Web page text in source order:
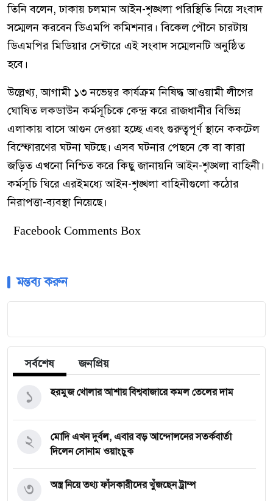
তিনি বলেন, ঢাকায় চলমান আইন-শৃঙ্খলা পরিস্থিতি নিয়ে সংবাদ
সম্মেলন করবেন ডিএমপি কমিশনার। বিকেল পৌনে চারটায়
ডিএমপির মিডিয়ার সেন্টারে এই সংবাদ সম্মেলনটি অনুষ্ঠিত
হবে।
উল্লেখ্য, আগামী ১৩ নভেম্বর কার্যক্রম নিষিদ্ধ আওয়ামী লীগের
ঘোষিত লকডাউন কর্মসূচিকে কেন্দ্র করে রাজধানীর বিভিন্ন
এলাকায় বাসে আগুন দেওয়া হচ্ছে এবং গুরুত্বপূর্ণ স্থানে ককটেল
বিস্ফোরণের ঘটনা ঘটছে। এসব ঘটনার পেছনে কে বা কারা
জড়িত এখনো নিশ্চিত করে কিছু জানায়নি আইন-শৃঙ্খলা বাহিনী।
কর্মসূচি ঘিরে এরইমধ্যে আইন-শৃঙ্খলা বাহিনীগুলো কঠোর
নিরাপত্তা-ব্যবস্থা নিয়েছে।
Facebook Comments Box
মন্তব্য করুন
সর্বশেষ জনপ্রিয়
হরমুজ খোলার আশায় বিশ্ববাজারে কমল তেলের দাম
১
মোদি এখন দুর্বল, এবার বড় আন্দোলনের সতর্কবার্তা
দিলেন সোনাম ওয়াংচুক
২
অস্ত্র নিয়ে তথ্য ফাঁসকারীদের খুঁজছেন ট্রাম্প
৩